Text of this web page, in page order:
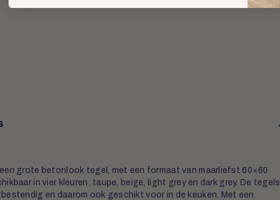
een grote betonlook tegel, met een formaat van maarliefst 60×60
in vier kleuren: taupe, beige, light grey en dark grey. De tegels
en daarom ook geschikt voor in de keuken. Met een